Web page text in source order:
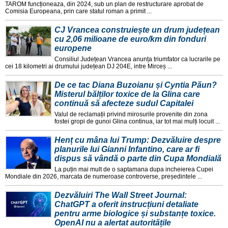
TAROM funcționeaza, din 2024, sub un plan de restructurare aprobat de
Comisia Europeana, prin care statul roman a primit ...
CJ Vrancea construiește un drum județean
cu 2,06 milioane de euro/km din fonduri
europene
Consiliul Județean Vrancea anunța triumfator ca lucrarile pe
cei 18 kilometri ai drumului județean DJ 204E, intre Mirceș ...
De ce tac Diana Buzoianu și Cyntia Păun?
Misterul bălților toxice de la Glina care
continuă să afecteze sudul Capitalei
Valul de reclamații privind mirosurile provenite din zona
fostei gropi de gunoi Glina continua, iar tot mai mulți locuit ...
Henț cu mâna lui Trump: Dezvăluire despre
planurile lui Gianni Infantino, care ar fi
dispus să vândă o parte din Cupa Mondială
La puțin mai mult de o saptamana dupa incheierea Cupei
Mondiale din 2026, marcata de numeroase controverse, președintele ...
Dezvăluiri The Wall Street Journal:
ChatGPT a oferit instrucțiuni detaliate
pentru arme biologice și substanțe toxice.
OpenAI nu a alertat autoritățile